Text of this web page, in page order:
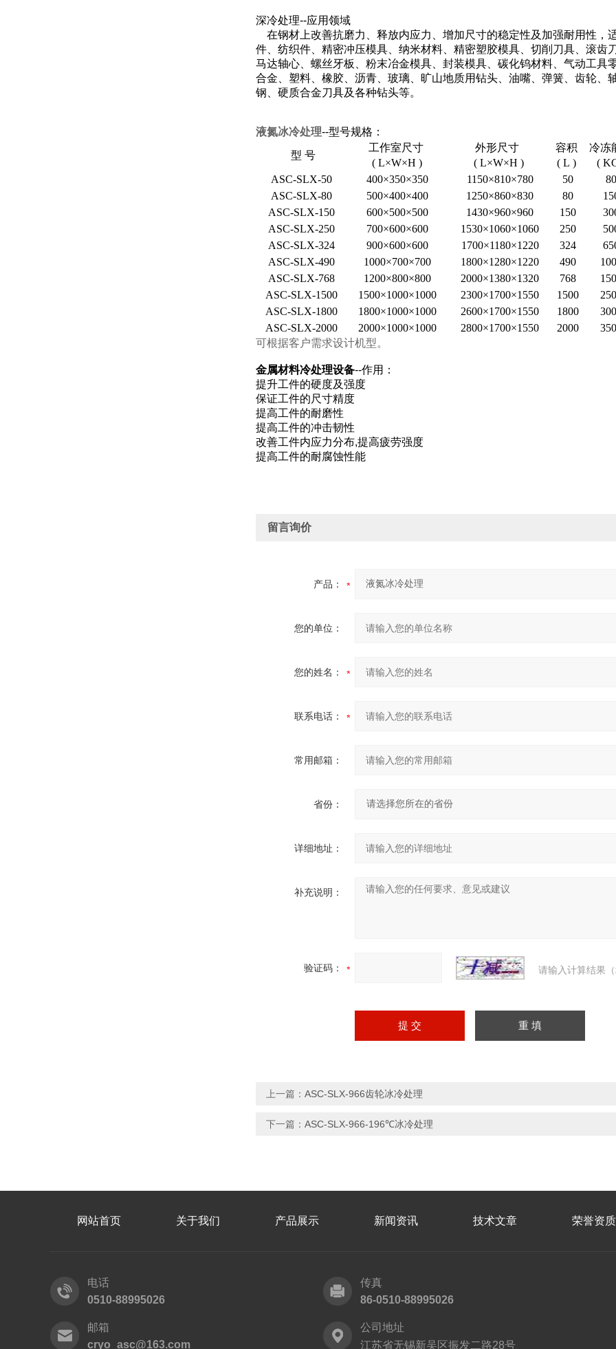
深冷处理--应用领域
在钢材上改善抗磨力、释放内应力、增加尺寸的稳定性及加强耐用性，
件、纺织件、精密冲压模具、纳米材料、精密塑胶模具、切削刀具、滚齿
马达轴心、螺丝牙板、粉末冶金模具、封装模具、碳化钨材料、气动工具
合金、塑料、橡胶、沥青、玻璃、旷山地质用钻头、油嘴、弹簧、齿轮、
钢、硬质合金刀具及各种钻头等。
液氮冰冷处理--型号规格：
型 号
工作室尺寸
( L×W×H )
外形尺寸
( L×W×H )
容积
( L )
冷冻
(
ASC-SLX-50
400×350×350 1150×810×780 50
80
ASC-SLX-80
500×400×400 1250×860×830 80
ASC-SLX-150
600×500×500 1430×960×960 150
ASC-SLX-250
700×600×600 1530×1060×1060 250
ASC-SLX-324
900×600×600 1700×1180×1220 324
ASC-SLX-490
1000×700×700 1800×1280×1220 490
ASC-SLX-768
1200×800×800 2000×1380×1320 768
ASC-SLX-1500
1500×1000×1000 2300×1700×1550 1500
ASC-SLX-1800
1800×1000×1000 2600×1700×1550 1800
ASC-SLX-2000
2000×1000×1000 2800×1700×1550 2000
可根据客户需求设计机型。
金属材料冷处理设备--作用：
提升工件的硬度及强度
保证工件的尺寸精度
提高工件的耐磨性
提高工件的冲击韧性
改善工件内应力分布,提高疲劳强度
提高工件的耐腐蚀性能
留言询价
产品：
您的单位：
您的姓名：
联系电话：
常用邮箱：
省份：
详细地址：
补充说明：
验证码： 请输入计算结果
上一篇： ASC-SLX-966齿轮冰冷处理
下一篇： ASC-SLX-966-196℃冰冷处理
网站首页 关于我们 产品展示 新闻资讯 技术文章 荣誉资质
电话
0510-88995026
传真
86-0510-88995026
邮箱
cryo_asc@163.com
公司地址
江苏省无锡新吴区振发二路28号